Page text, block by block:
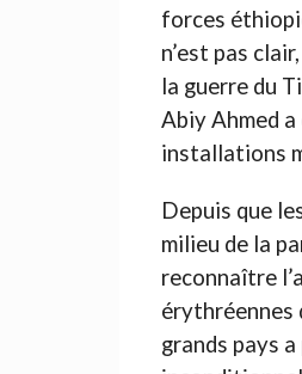
forces
n’est pas
la guerre du
Abiy Ahmed
installations
Depuis que
milieu de la
reconnaître
érythréennes
grands pays